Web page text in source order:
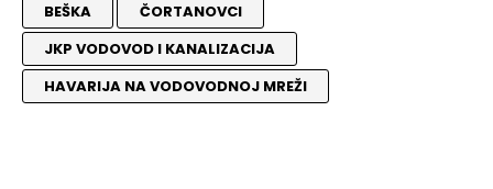
BEŠKA
ČORTANOVCI
JKP VODOVOD I KANALIZACIJA
HAVARIJA NA VODOVODNOJ MREŽI